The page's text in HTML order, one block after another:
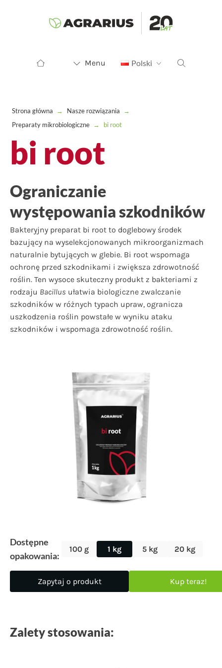
Menu Polski
Strona główna → Nasze rozwiązania
→
Preparaty mikrobiologiczne → bi root
bi root
Ograniczanie
występowania szkodników
Bakteryjny preparat bi root to doglebowy środek
bazujący na wyselekcjonowanych mikroorganizmach
naturalnie bytujących w glebie. Bi root wspomaga
ochronę przed szkodnikami i zwiększa zdrowotność
roślin. Ten wysoce skuteczny produkt z bakteriami z
rodzaju Bacillus ułatwia biologiczne zwalczanie
szkodników w różnych typach upraw, ogranicza
uszkodzenia roślin powstałe w wyniku ataku
szkodników i wspomaga zdrowotność roślin.
Dostępne
opakowania:
100 g 1 kg 5 kg 20 kg
Zapytaj o produkt Kup teraz!
Zalety stosowania: